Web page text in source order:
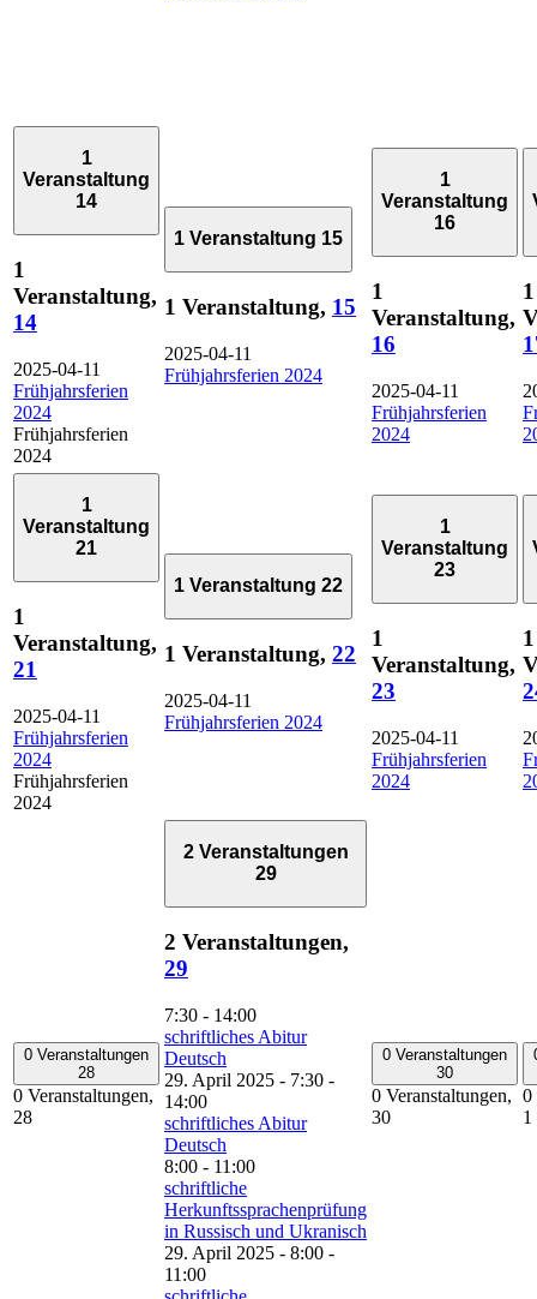
1
Veranstaltung
14
1
Veranstaltung,
14
2025-04-11
Frühjahrsferien
2024
Frühjahrsferien
2024
1 Veranstaltung 15
1 Veranstaltung, 15
2025-04-11
Frühjahrsferien 2024
1
Veranstaltung
16
1
Veranstaltung,
16
2025-04-11
Frühjahrsferien
2024
1
1
Veranstaltung
21
1
Veranstaltung,
21
2025-04-11
Frühjahrsferien
2024
Frühjahrsferien
2024
1 Veranstaltung 22
1 Veranstaltung, 22
2025-04-11
Frühjahrsferien 2024
1
Veranstaltung
23
1
Veranstaltung,
23
2025-04-11
Frühjahrsferien
2024
1
0 Veranstaltungen
28
0 Veranstaltungen,
28
2 Veranstaltungen
29
2 Veranstaltungen,
29
7:30 - 14:00
schriftliches Abitur
Deutsch
29. April 2025 - 7:30 -
14:00
schriftliches Abitur
Deutsch
8:00 - 11:00
schriftliche
Herkunftssprachenprüfung
in Russisch und Ukranisch
29. April 2025 - 8:00 -
11:00
0 Veranstaltungen
30
0 Veranstaltungen,
30
0
1